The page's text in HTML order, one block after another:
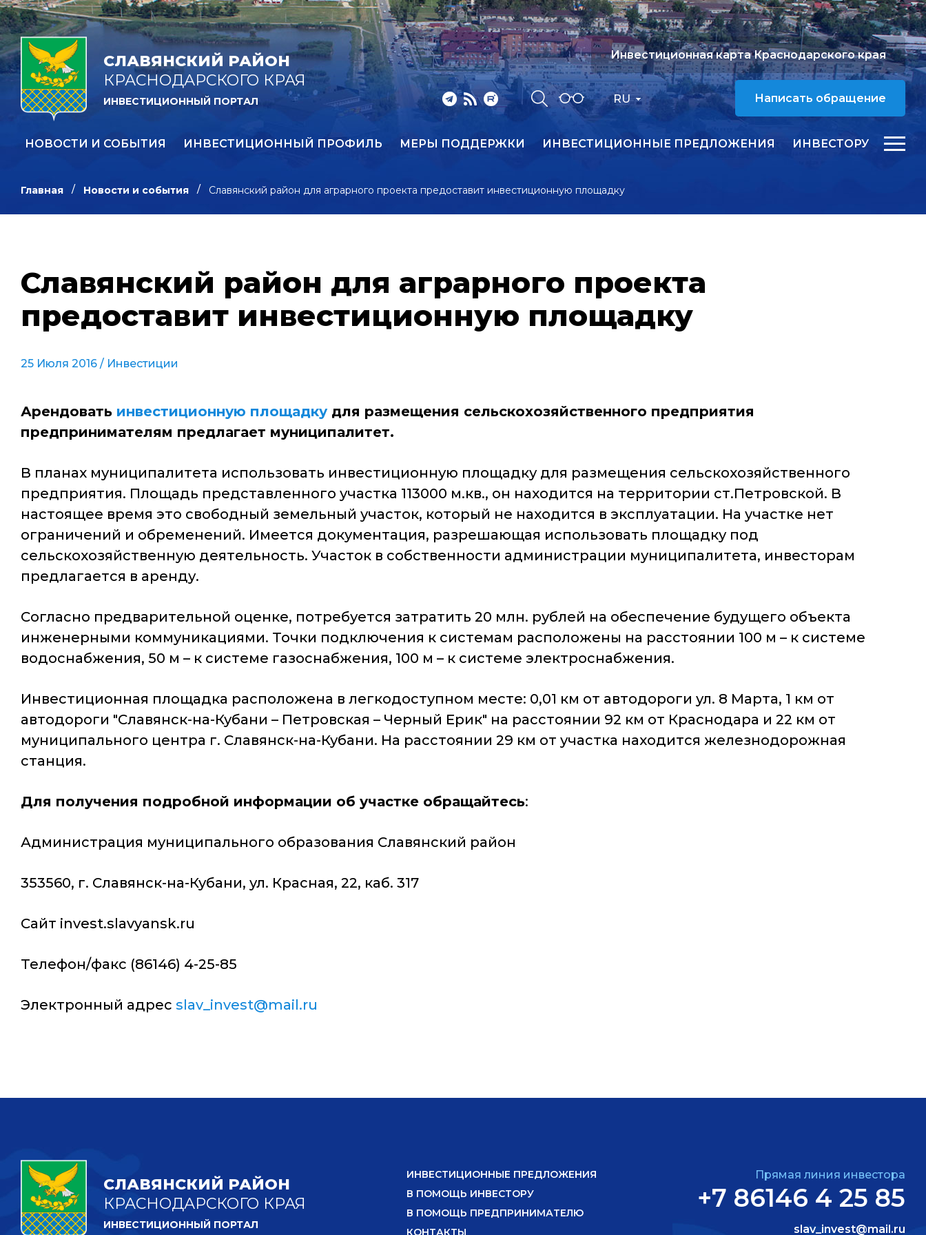
СЛАВЯНСКИЙ РАЙОН
КРАСНОДАРСКОГО КРАЯ
ИНВЕСТИЦИОННЫЙ ПОРТАЛ RU
Инвестиционная карта Краснодарского края
Написать обращение
НОВОСТИ И СОБЫТИЯ ИНВЕСТИЦИОННЫЙ ПРОФИЛЬ МЕРЫ ПОДДЕРЖКИ ИНВЕСТИЦИОННЫЕ ПРЕДЛОЖЕНИЯ ИНВЕСТОРУ
Главная Новости и события Славянский район для аграрного проекта предоставит инвестиционную площадку
Славянский район для аграрного проекта
предоставит инвестиционную площадку
25 Июля 2016 / Инвестиции
Арендовать инвестиционную площадку для размещения сельскохозяйственного предприятия
предпринимателям предлагает муниципалитет.
В планах муниципалитета использовать инвестиционную площадку для размещения сельскохозяйственного
предприятия. Площадь представленного участка 113000 м.кв., он находится на территории ст.Петровской. В
настоящее время это свободный земельный участок, который не находится в эксплуатации. На участке нет
ограничений и обременений. Имеется документация, разрешающая использовать площадку под
сельскохозяйственную деятельность. Участок в собственности администрации муниципалитета, инвесторам
предлагается в аренду.
Согласно предварительной оценке, потребуется затратить 20 млн. рублей на обеспечение будущего объекта
инженерными коммуникациями. Точки подключения к системам расположены на расстоянии 100 м – к системе
водоснабжения, 50 м – к системе газоснабжения, 100 м – к системе электроснабжения.
Инвестиционная площадка расположена в легкодоступном месте: 0,01 км от автодороги ул. 8 Марта, 1 км от
автодороги "Славянск-на-Кубани – Петровская – Черный Ерик" на расстоянии 92 км от Краснодара и 22 км от
муниципального центра г. Славянск-на-Кубани. На расстоянии 29 км от участка находится железнодорожная
станция.
Для получения подробной информации об участке обращайтесь:
Администрация муниципального образования Славянский район
353560, г. Славянск-на-Кубани, ул. Красная, 22, каб. 317
Сайт invest.slavyansk.ru
Телефон/факс (86146) 4-25-85
Электронный адрес slav_invest@mail.ru
СЛАВЯНСКИЙ РАЙОН
КРАСНОДАРСКОГО КРАЯ
ИНВЕСТИЦИОННЫЙ ПОРТАЛ
ИНВЕСТИЦИОННЫЕ ПРЕДЛОЖЕНИЯ
В ПОМОЩЬ ИНВЕСТОРУ
В ПОМОЩЬ ПРЕДПРИНИМАТЕЛЮ
КОНТАКТЫ
Прямая линия инвестора
+7 86146 4 25 85
slav_invest@mail.ru